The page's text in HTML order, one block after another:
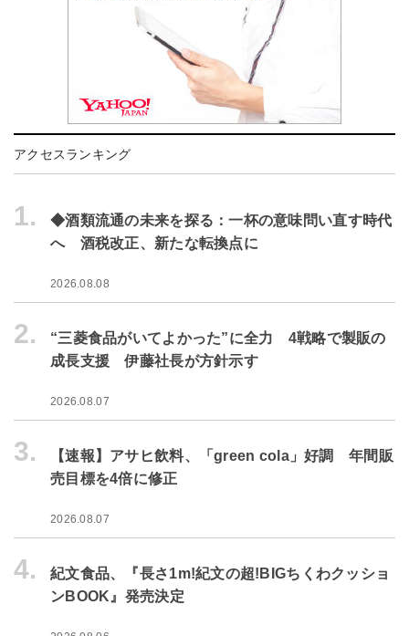
アクセスランキング
1.
◆酒類流通の未来を探る：一杯の意味問い直す時代
へ 酒税改正、新たな転換点に
2026.08.08
2.
“三菱食品がいてよかった”に全力 4戦略で製販の
成長支援 伊藤社長が方針示す
2026.08.07
3.
【速報】アサヒ飲料、「green cola」好調 年間販
売目標を4倍に修正
2026.08.07
4.
紀文食品、『長さ1m!紀文の超!BIGちくわクッショ
ンBOOK』発売決定